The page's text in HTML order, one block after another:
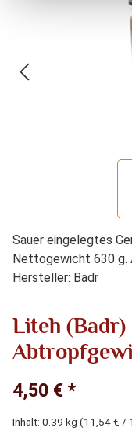
Sauer eingelegtes
Nettogewicht 630 g.
Hersteller: Badr
Liteh (Badr)
4,50 € *
Inhalt: 0.39 kg (11,54 € /